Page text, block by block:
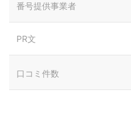
番号提供事業者
PR文
口コミ件数